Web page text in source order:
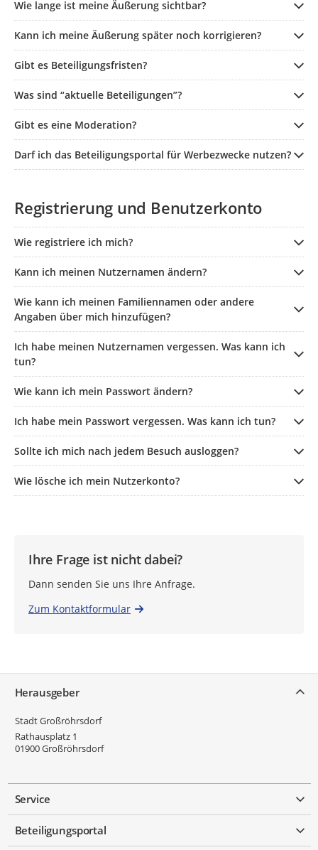
Wie lange ist meine Äußerung sichtbar?
Kann ich meine Äußerung später noch korrigieren?
Gibt es Beteiligungsfristen?
Was sind “aktuelle Beteiligungen”?
Gibt es eine Moderation?
Darf ich das Beteiligungsportal für Werbezwecke nutzen?
Registrierung und Benutzerkonto
Wie registriere ich mich?
Kann ich meinen Nutzernamen ändern?
Wie kann ich meinen Familiennamen oder andere
Angaben über mich hinzufügen?
Ich habe meinen Nutzernamen vergessen. Was kann ich
tun?
Wie kann ich mein Passwort ändern?
Ich habe mein Passwort vergessen. Was kann ich tun?
Sollte ich mich nach jedem Besuch ausloggen?
Wie lösche ich mein Nutzerkonto?
Ihre Frage ist nicht dabei?
Dann senden Sie uns Ihre Anfrage.
Zum Kontaktformular
Herausgeber
Stadt Großröhrsdorf
Rathausplatz 1
01900Großröhrsdorf
Service
Beteiligungsportal